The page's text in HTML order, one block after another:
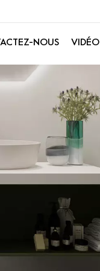
NOUS VIDÉO